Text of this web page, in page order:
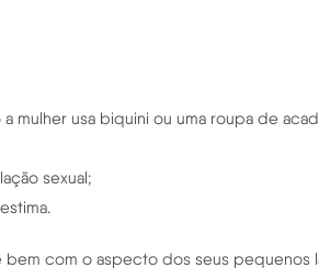
mulher usa biquini ou uma roupa de
sexual;
com o aspecto dos seus pequenos